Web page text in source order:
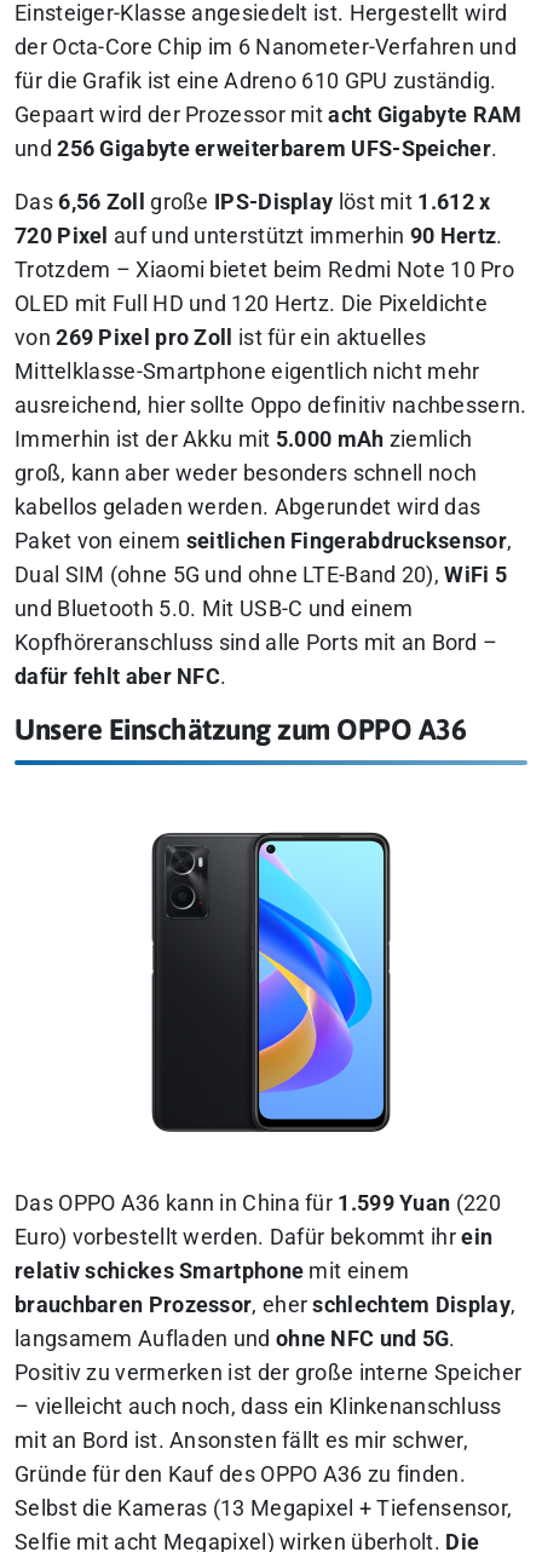
Einsteiger-Klasse angesiedelt ist. Hergestellt wird
der Octa-Core Chip im 6 Nanometer-Verfahren und
für die Grafik ist eine Adreno 610 GPU zuständig.
Gepaart wird der Prozessor mitacht Gigabyte RAM
und256 Gigabyte erweiterbarem UFS-Speicher.
Das6,56 Zoll große IPS-Display löst mit 1.612 x
720 Pixel auf und unterstützt immerhin 90 Hertz.
Trotzdem – Xiaomi bietet beim Redmi Note 10 Pro
OLED mit Full HD und 120 Hertz. Die Pixeldichte
von269 Pixel pro Zoll
ist für ein aktuelles
Mittelklasse-Smartphone eigentlich nicht mehr
ausreichend, hier sollte Oppo definitiv nachbessern.
Immerhin ist der Akku mit 5.000 mAh ziemlich
groß, kann aber weder besonders schnell noch
kabellos geladen werden. Abgerundet wird das
Paket von einem seitlichen Fingerabdrucksensor,
Dual SIM (ohne 5G und ohne LTE-Band 20),WiFi 5
und Bluetooth 5.0. Mit USB-C und einem
Kopfhöreranschluss sind alle Ports mit an Bord –
dafür fehlt aber NFC.
Unsere Einschätzung zum OPPO A36
Das OPPO A36 kann in China für 1.599 Yuan (220
Euro) vorbestellt werden. Dafür bekommt ihrein
relativ schickes Smartphone mit einem
brauchbaren Prozessor, eherschlechtem Display,
langsamem Aufladen und ohne NFC und 5G.
Positiv zu vermerken ist der große interne Speicher
– vielleicht auch noch, dass ein Klinkenanschluss
mit an Bord ist. Ansonsten fällt es mir schwer,
Gründe für den Kauf des OPPO A36 zu finden.
Selbst die Kameras (13 Megapixel + Tiefensensor,
Selfie mit acht Megapixel) wirken überholt. Die